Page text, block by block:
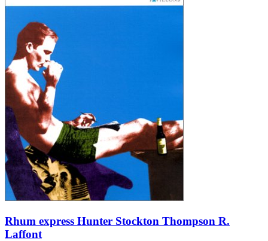
Rhum express Hunter Stockton Thompson R.
Laffont